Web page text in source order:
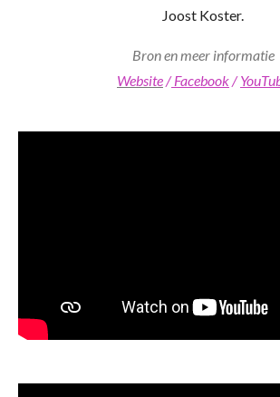
Joost Koster.
Bron en meer informatie
Website/Facebook/